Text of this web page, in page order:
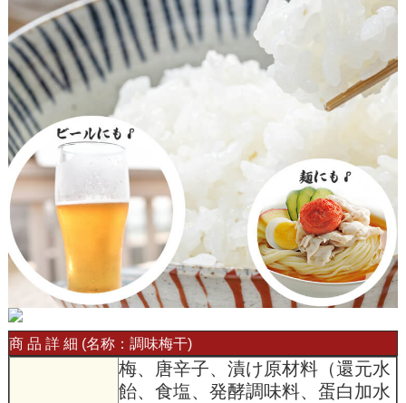
商 品 詳 細 (名称：調味梅干)
梅、唐辛子、漬け原材料（還元水
飴、食塩、発酵調味料、蛋白加水